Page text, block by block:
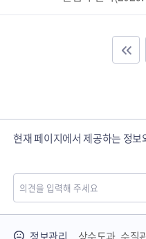
현재 페이지에서 제공하는 정